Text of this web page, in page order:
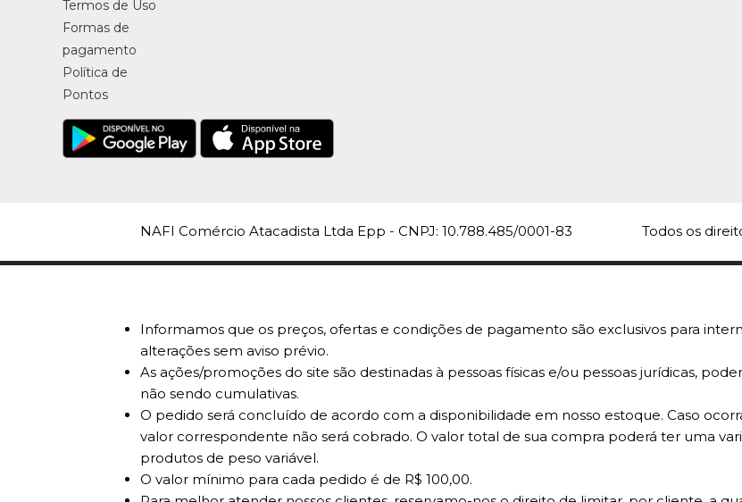
Termos de Uso
Formas de
pagamento
Política de
Pontos
NAFI Comércio Atacadista Ltda Epp - CNPJ: 10.788.485/0001-83 Todos os
Informamos que os preços, ofertas e condições de pagamento são exclusivos para
alterações sem aviso prévio.
As ações/promoções do site são destinadas à pessoas físicas e/ou pessoas jurídicas,
não sendo cumulativas.
O pedido será concluído de acordo com a disponibilidade em nosso estoque. Caso
valor correspondente não será cobrado. O valor total de sua compra poderá ter uma
produtos de peso variável.
O valor mínimo para cada pedido é de R$ 100,00.